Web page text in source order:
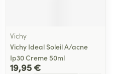
Vichy
Vichy Ideal Soleil A/acne
Ip30 Creme 50ml
19,95 €